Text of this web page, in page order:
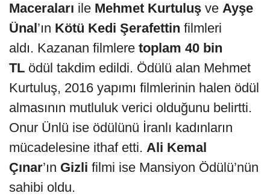
Maceraları ile Mehmet Kurtuluş ve Ayşe
Ünal’ın Kötü Kedi Şerafettin filmleri
aldı. Kazanan filmlere toplam 40 bin
TL ödül takdim edildi. Ödülü alan Mehmet
Kurtuluş, 2016 yapımı filmlerinin halen ödül
almasının mutluluk verici olduğunu belirtti.
Onur Ünlü ise ödülünü İranlı kadınların
mücadelesine ithaf etti. Ali Kemal
Çınar’ın Gizli filmi ise Mansiyon Ödülü’nün
sahibi oldu.